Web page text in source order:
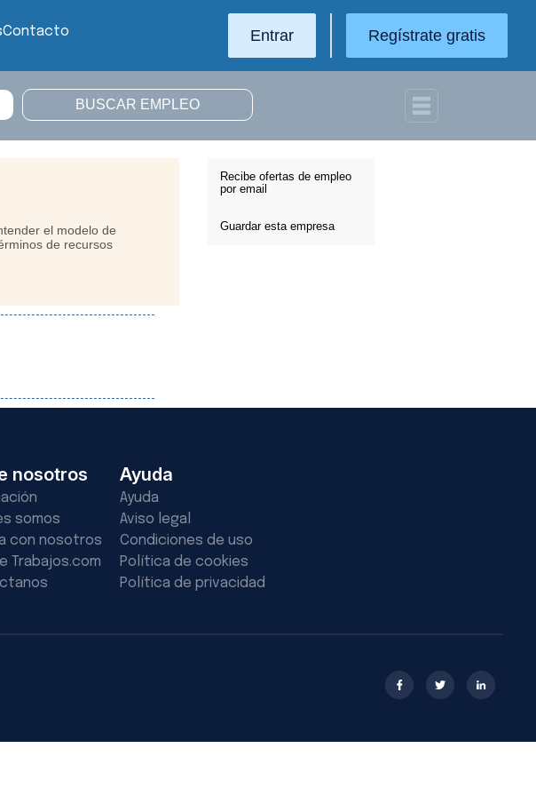
Contacto Entrar Regístrate gratis
Recibe ofertas de empleo
por email
Guardar esta empresa
el modelo de
de recursos
nosotros
somos
con nosotros
Trabajos.com
Ayuda
Ayuda
Aviso legal
Condiciones de uso
Política de cookies
Política de privacidad